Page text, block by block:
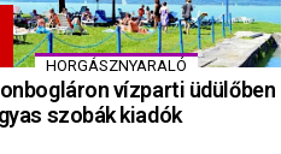
HORGÁSZNYARALÓ
vízparti üdülőben
szobák kiadók